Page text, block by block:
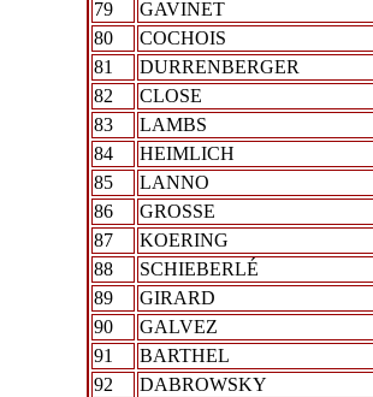
79
GAVINET
80
COCHOIS
81
DURRENBERGER
82
CLOSE
83
LAMBS
84
HEIMLICH
85
LANNO
86
GROSSE
87
KOERING
88
SCHIEBERLÉ
89
GIRARD
90
GALVEZ
91
BARTHEL
92
DABROWSKY